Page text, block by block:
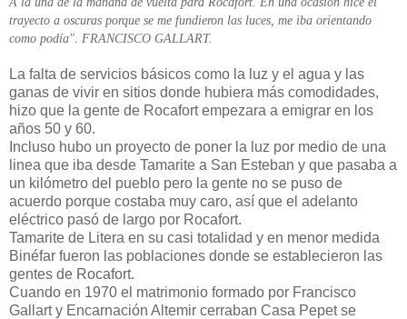
trayecto a oscuras porque se me fundieron las luces, me iba orientando
como podía". FRANCISCO GALLART.
La falta de servicios básicos como la luz y el agua y las
ganas de vivir en sitios donde hubiera más comodidades,
hizo que la gente de Rocafort empezara a emigrar en los
años 50 y 60.
Incluso hubo un proyecto de poner la luz por medio de una
linea que iba desde Tamarite a San Esteban y que pasaba a
un kilómetro del pueblo pero la gente no se puso de
acuerdo porque costaba muy caro, así que el adelanto
eléctrico pasó de largo por Rocafort.
Tamarite de Litera en su casi totalidad y en menor medida
Binéfar fueron las poblaciones donde se establecieron las
gentes de Rocafort.
Cuando en 1970 el matrimonio formado por Francisco
Gallart y Encarnación Altemir cerraban Casa Pepet se